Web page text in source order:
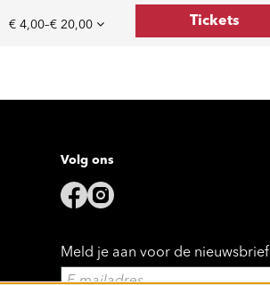
€ 4,00–€ 20,00 Tickets
Volg ons
Meld je aan voor de nieuwsbrief